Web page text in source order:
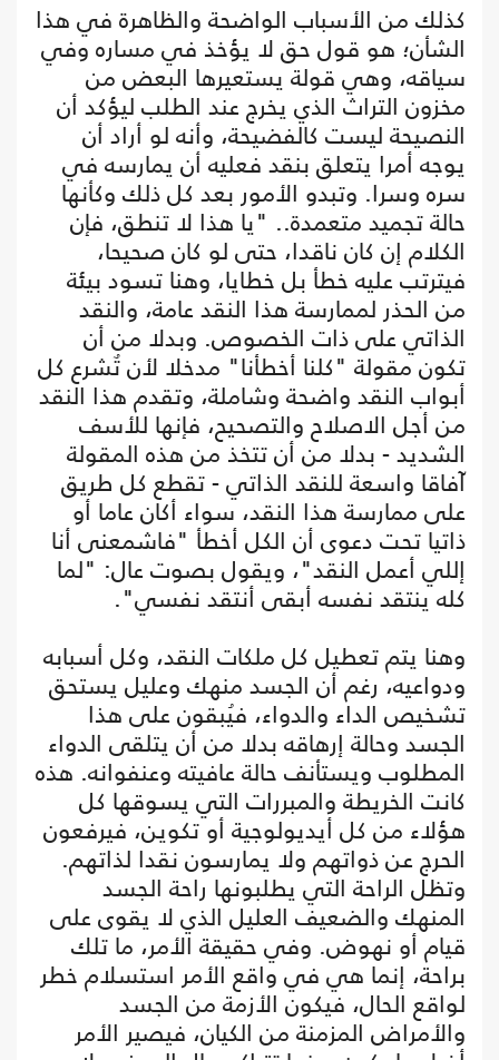
كذلك من الأسباب الواضحة والظاهرة في هذا
الشأن؛ هو قول حق لا يؤخذ في مساره وفي
سياقه، وهي قولة يستعيرها البعض من
مخزون التراث الذي يخرج عند الطلب ليؤكد أن
النصيحة ليست كالفضيحة، وأنه لو أراد أن
يوجه أمرا يتعلق بنقد فعليه أن يمارسه في
سره وسرا. وتبدو الأمور بعد كل ذلك وكأنها
حالة تجميد متعمدة.. "يا هذا لا تنطق، فإن
الكلام إن كان ناقدا، حتى لو كان صحيحا،
فيترتب عليه خطأ بل خطايا، وهنا تسود بيئة
من الحذر لممارسة هذا النقد عامة، والنقد
الذاتي على ذات الخصوص. وبدلا من أن
تكون مقولة "كلنا أخطأنا" مدخلا لأن تٌشرع كل
أبواب النقد واضحة وشاملة، وتقدم هذا النقد
من أجل الاصلاح والتصحيح، فإنها للأسف
الشديد - بدلا من أن تتخذ من هذه المقولة
آفاقا واسعة للنقد الذاتي - تقطع كل طريق
على ممارسة هذا النقد، سواء أكان عاما أو
ذاتيا تحت دعوى أن الكل أخطأ "فاشمعنى أنا
إللي أعمل النقد"، ويقول بصوت عال: "لما
كله ينتقد نفسه أبقى أنتقد نفسي".
وهنا يتم تعطيل كل ملكات النقد، وكل أسبابه
ودواعيه، رغم أن الجسد منهك وعليل يستحق
تشخيص الداء والدواء، فيُبقون على هذا
الجسد وحالة إرهاقه بدلا من أن يتلقى الدواء
المطلوب ويستأنف حالة عافيته وعنفوانه. هذه
كانت الخريطة والمبررات التي يسوقها كل
هؤلاء من كل أيديولوجية أو تكوين، فيرفعون
الحرج عن ذواتهم ولا يمارسون نقدا لذاتهم.
وتظل الراحة التي يطلبونها راحة الجسد
المنهك والضعيف العليل الذي لا يقوى على
قيام أو نهوض. وفي حقيقة الأمر، ما تلك
براحة، إنما هي في واقع الأمر استسلام خطر
لواقع الحال، فيكون الأزمة من الجسد
والأمراض المزمنة من الكيان، فيصير الأمر